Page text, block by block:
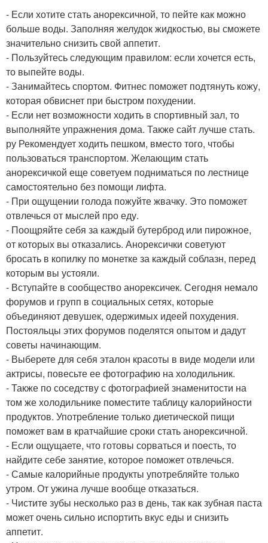
- Если хотите стать анорексичной, то пейте как можно
больше воды. Заполняя желудок жидкостью, вы сможете
значительно снизить свой аппетит.
- Пользуйтесь следующим правилом: если хочется есть,
то выпейте воды.
- Занимайтесь спортом. Фитнес поможет подтянуть кожу,
которая обвиснет при быстром похудении.
- Если нет возможности ходить в спортивный зал, то
выполняйте упражнения дома. Также сайт лучше стать.
ру Рекомендует ходить пешком, вместо того, чтобы
пользоваться транспортом. Желающим стать
анорексичкой еще советуем подниматься по лестнице
самостоятельно без помощи лифта.
- При ощущении голода пожуйте жвачку. Это поможет
отвлечься от мыслей про еду.
- Поощряйте себя за каждый бутерброд или пирожное,
от которых вы отказались. Анорексички советуют
бросать в копилку по монетке за каждый соблазн, перед
которым вы устояли.
- Вступайте в сообщество анорексичек. Сегодня немало
форумов и групп в социальных сетях, которые
объединяют девушек, одержимых идеей похудения.
Постояльцы этих форумов поделятся опытом и дадут
советы начинающим.
- Выберете для себя эталон красоты в виде модели или
актрисы, повесьте ее фотографию на холодильник.
- Также по соседству с фотографией знаменитости на
том же холодильнике поместите таблицу калорийности
продуктов. Употребление только диетической пищи
поможет вам в кратчайшие сроки стать анорексичной.
- Если ощущаете, что готовы сорваться и поесть, то
найдите себе занятие, которое поможет отвлечься.
- Самые калорийные продукты употребляйте только
утром. От ужина лучше вообще отказаться.
- Чистите зубы несколько раз в день, так как зубная паста
может очень сильно испортить вкус еды и снизить
аппетит.